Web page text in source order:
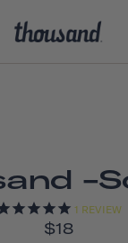
-
1 REVIEW
$18